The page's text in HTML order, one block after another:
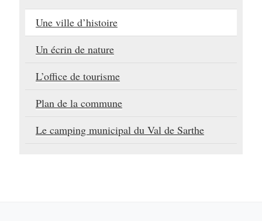
Une ville d’histoire
Un écrin de nature
L’office de tourisme
Plan de la commune
Le camping municipal du Val de Sarthe